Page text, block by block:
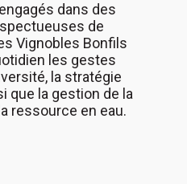
dans des
de
Vignobles Bonfils
les gestes
la stratégie
que la gestion de la
ressource en eau.